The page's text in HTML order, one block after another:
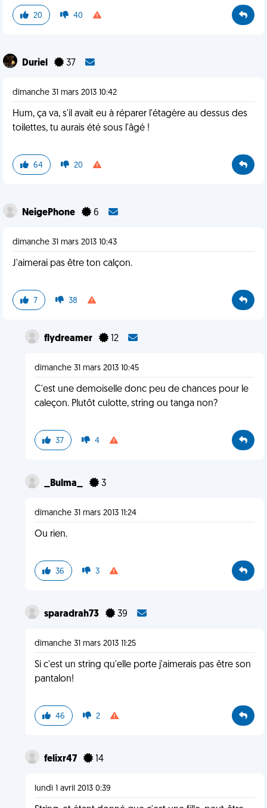
20 40
Duriel 37
dimanche 31 mars 2013 10:42
Hum, ça va, s'il avait eu à réparer l'étagère au dessus des
toilettes, tu aurais été sous l'âgé !
64 20
NeigePhone 6
dimanche 31 mars 2013 10:43
J'aimerai pas être ton calçon.
7 38
flydreamer 12
dimanche 31 mars 2013 10:45
C'est une demoiselle donc peu de chances pour le
caleçon. Plutôt culotte, string ou tanga non?
37 4
_Bulma_ 3
dimanche 31 mars 2013 11:24
Ou rien.
36 3
sparadrah73 39
dimanche 31 mars 2013 11:25
Si c'est un string qu'elle porte j'aimerais pas être son
pantalon!
46 2
felixr47 14
lundi 1 avril 2013 0:39